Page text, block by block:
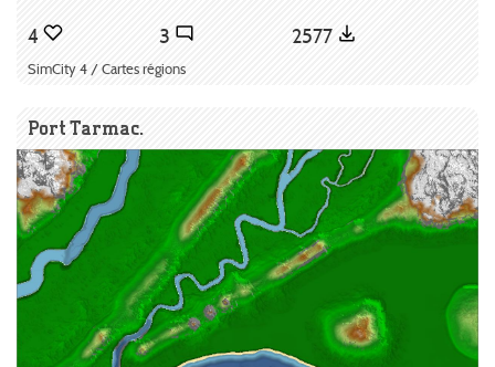
4 3 2577
SimCity 4 / Cartes régions
Port Tarmac.